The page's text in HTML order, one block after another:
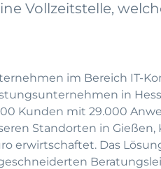
Vollzeitstelle,
im Bereich IT-
in
Kunden mit 29.000
Standorten in Gießen,
erwirtschaftet. Das